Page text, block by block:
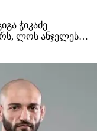
ჭიკაძე
ლოს ანჯელესში
ბრიტო,
ცარუკიანი